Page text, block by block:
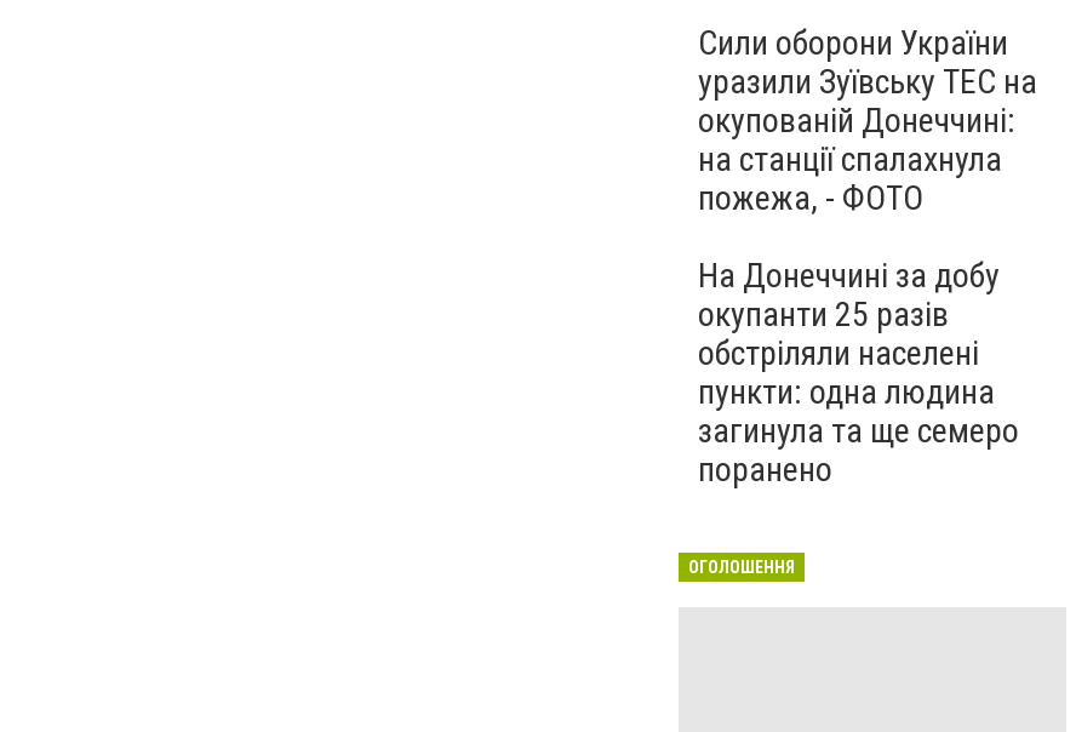
Сили оборони України
уразили Зуївську ТЕС на
окупованій Донеччині:
на станції спалахнула
пожежа, - ФОТО
На Донеччині за добу
окупанти 25 разів
обстріляли населені
пункти: одна людина
загинула та ще семеро
поранено
ОГОЛОШЕННЯ